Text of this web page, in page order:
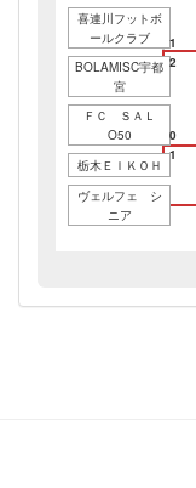
喜連川フットボ
ールクラブ
1
BOLAMISC宇都
宮
2
ＦＣ ＳＡＬ
O50
0
栃木ＥＩＫＯＨ
1
ヴェルフェ シ
ニア